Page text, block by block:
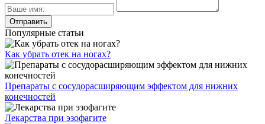
Популярные статьи
Как убрать отек на ногах?
Препараты с сосудорасширяющим эффектом для нижних
конечностей
Лекарства при эзофагите